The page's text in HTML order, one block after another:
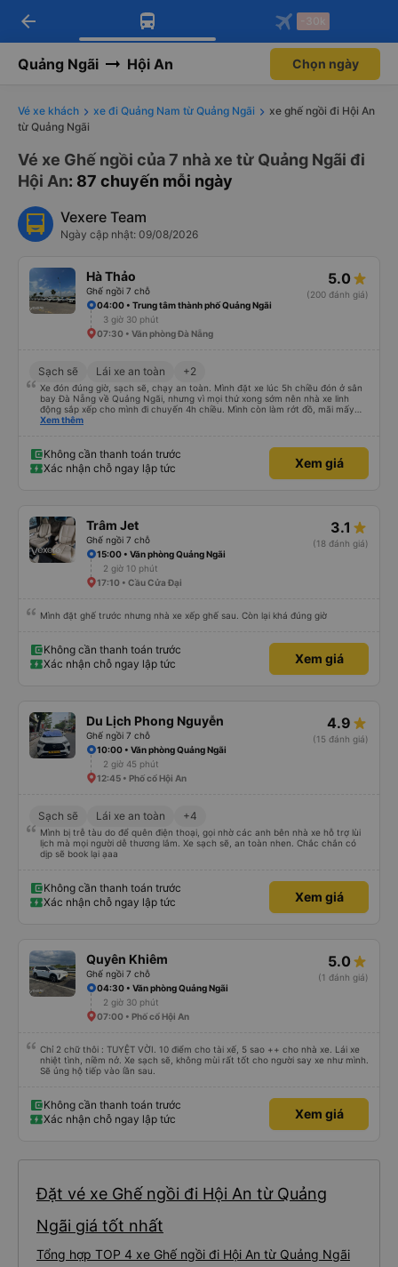
Tải app Vexere ngay!
Nhận ưu đãi thành viên độc
Mở app
Tải app Vexere
-30k/ghế khi đặt vé máy bay qua
Mở app
arrow_back -30k
Quảng Ngãi Hội An Chọn ngày
Vé xe khách xe đi Quảng Nam từ Quảng Ngãi
xe ghế ngồi đi Hội An
từ Quảng Ngãi
Vé xe Ghế ngồi của 7 nhà xe từ Quảng Ngãi đi
Hội An: 87 chuyến mỗi ngày
Vexere Team
Ngày cập nhật: 09/08/2026
Hà Thảo
Ghế ngồi 7 chỗ
5.0
(200 đánh giá)
04:00 • Trung tâm thành phố Quảng Ngãi
3 giờ 30 phút
07:30 • Văn phòng Đà Nẵng
Sạch sẽ Lái xe an toàn +2
Xe đón đúng giờ, sạch sẽ, chạy an toàn. Mình đặt xe lúc 5h chiều đón ở sân
bay Đà Nẵng về Quảng Ngãi, nhưng vì mọi thứ xong sớm nên nhà xe linh
động sắp xếp cho mình đi chuyến 4h chiều. Mình còn làm rớt đồ, mãi mấy
ngày sau mới phát hiện ra, và phía nhà xe cũng giúp mình tìm lại. Lần sau
Xem thêm
Không cần thanh toán trước
Xác nhận chỗ ngay lập tức
Xem giá
Trâm Jet
Ghế ngồi 7 chỗ
3.1
(18 đánh giá)
15:00 • Văn phòng Quảng Ngãi
2 giờ 10 phút
17:10 • Cầu Cửa Đại
Mình đặt ghế trước nhưng nhà xe xếp ghế sau. Còn lại khá đúng giờ
Không cần thanh toán trước
Xác nhận chỗ ngay lập tức
Xem giá
Du Lịch Phong Nguyễn
Ghế ngồi 7 chỗ
4.9
(15 đánh giá)
10:00 • Văn phòng Quảng Ngãi
2 giờ 45 phút
12:45 • Phố cổ Hội An
Sạch sẽ Lái xe an toàn +4
Mình bị trễ tàu do để quên điện thoại, gọi nhờ các anh bên nhà xe hỗ trợ lùi
lịch mà mọi người dễ thương lắm. Xe sạch sẽ, an toàn nhen. Chắc chắn có
dịp sẽ book lại ạaa
Không cần thanh toán trước
Xác nhận chỗ ngay lập tức
Xem giá
Quyên Khiêm
Ghế ngồi 7 chỗ
5.0
(1 đánh giá)
04:30 • Văn phòng Quảng Ngãi
2 giờ 30 phút
07:00 • Phố cổ Hội An
Chỉ 2 chữ thôi : TUYỆT VỜI. 10 điểm cho tài xế, 5 sao ++ cho nhà xe. Lái xe
nhiệt tình, niềm nở. Xe sạch sẽ, không mùi rất tốt cho người say xe như mình.
Sẽ ủng hộ tiếp vào lần sau.
Không cần thanh toán trước
Xác nhận chỗ ngay lập tức
Xem giá
Đặt vé xe Ghế ngồi đi Hội An từ Quảng
Ngãi giá tốt nhất
Tổng hợp TOP 4 xe Ghế ngồi đi Hội An từ Quảng Ngãi